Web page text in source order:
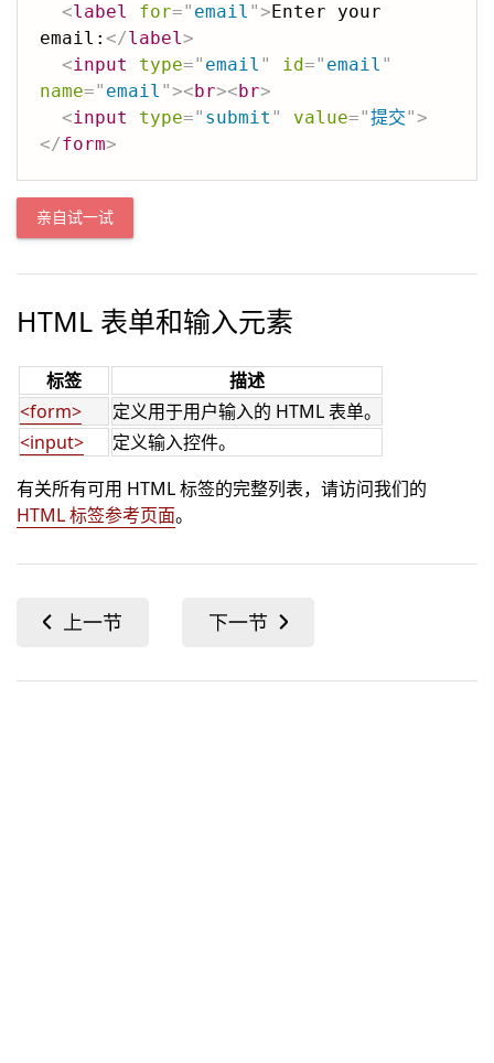
<label for=" email ">Enter your
email: </label>
<input type=" email " id=" email "
name=" email "><br><br>
<input type=" submit " value="提交">
</form>
亲自试一试
HTML 表单和输入元素
标签
描述
<form>
定义用于用户输入的 HTML 表单。
<input>
定义输入控件。
有关所有可用 HTML 标签的完整列表，请访问我们的
HTML 标签参考页面。